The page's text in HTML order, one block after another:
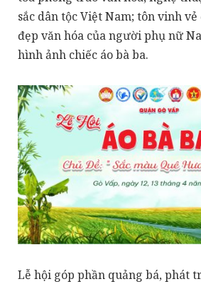
sắc dân tộc Việt Nam; tôn vinh
đẹp văn hóa của người phụ nữ
hình ảnh chiếc áo bà ba.
Lễ hội góp phần quảng bá, phát